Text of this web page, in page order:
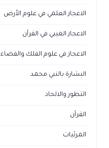
الاعجاز العلمي في علوم الأرض
الاعجاز الغيبي في القرآن
الاعجاز في علوم الفلك والفضاء
البشارة بالنبي محمد
التطور والالحاد
القرآن
المرئيات